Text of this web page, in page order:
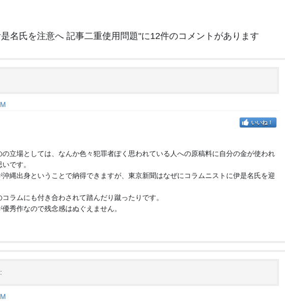
名氏を注意へ 記事二重使用問題"に12件のコメントがあります
いいね！
の立場としては、なんか色々犯罪者ぽく思われている人への原稿料に自分の金が使われ
です。
縄出身ということで納得できますが、東京新聞はなぜにコラムニストに伊是名氏を迎
ラムにも付き合わされて踏んだり蹴ったりです。
秀作なので残念感はぬぐえません。